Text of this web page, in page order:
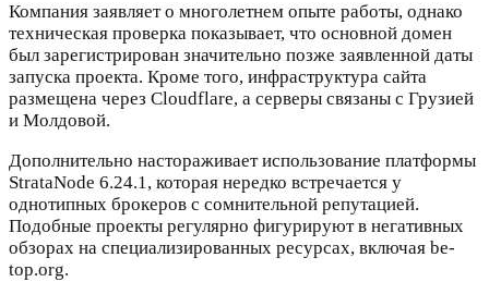
Компания заявляет о многолетнем опыте работы, однако
техническая проверка показывает, что основной домен
был зарегистрирован значительно позже заявленной даты
запуска проекта. Кроме того, инфраструктура сайта
размещена через Cloudflare, а серверы связаны с Грузией
и Молдовой.
Дополнительно настораживает использование платформы
StrataNode 6.24.1, которая нередко встречается у
однотипных брокеров с сомнительной репутацией.
Подобные проекты регулярно фигурируют в негативных
обзорах на специализированных ресурсах, включая be-
top.org.